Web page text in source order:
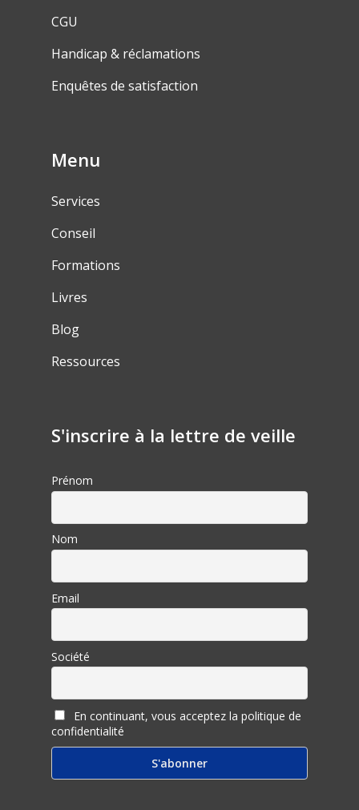
CGU
Handicap & réclamations
Enquêtes de satisfaction
Menu
Services
Conseil
Formations
Livres
Blog
Ressources
S'inscrire à la lettre de veille
Prénom
Nom
Email
Société
En continuant, vous acceptez la politique de
confidentialité